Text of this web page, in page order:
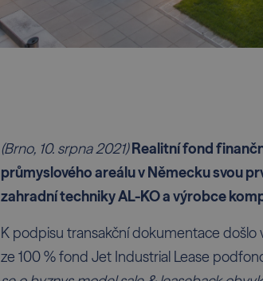
(Brno, 10. srpna 2021)Realitní fond
průmyslového areálu v Německu svou
zahradní techniky AL-KO a výrobce
K podpisu transakční dokumentace došlo
ze 100 % fond Jet Industrial Lease